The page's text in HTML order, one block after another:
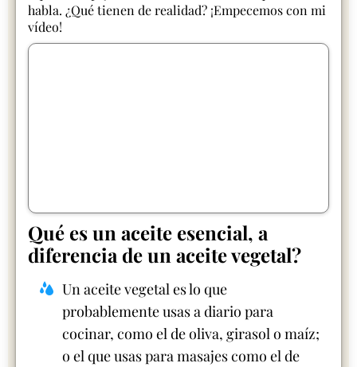
habla. ¿Qué tienen de realidad? ¡Empecemos con mi
vídeo!
Qué es un aceite esencial, a
diferencia de un aceite vegetal?
Un aceite vegetal es lo que
probablemente usas a diario para
cocinar, como el de oliva, girasol o maíz;
o el que usas para masajes como el de